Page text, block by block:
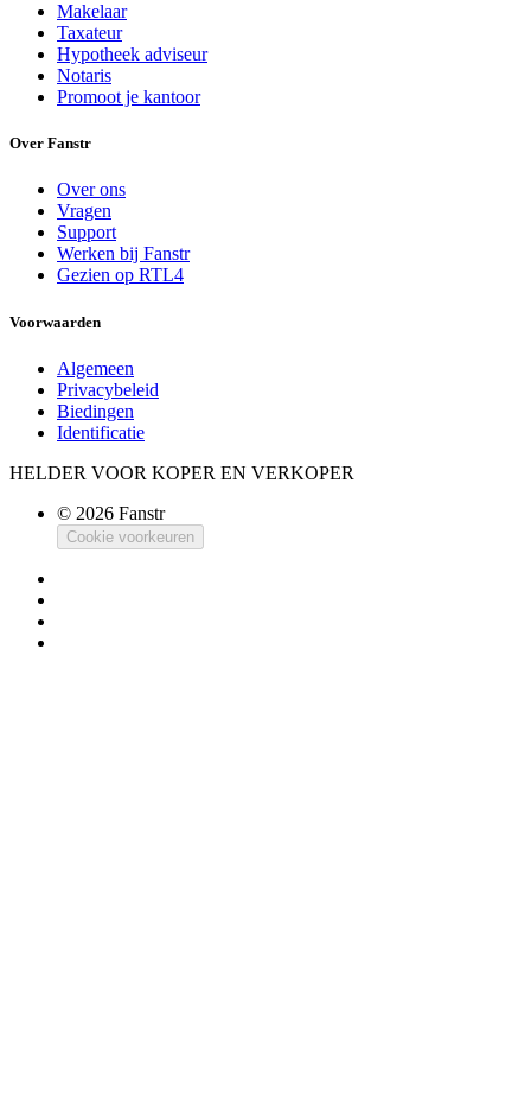
Makelaar
Taxateur
Hypotheek adviseur
Notaris
Promoot je kantoor
Over Fanstr
Over ons
Vragen
Support
Werken bij Fanstr
Gezien op RTL4
Voorwaarden
Algemeen
Privacybeleid
Biedingen
Identificatie
HELDER VOOR KOPER EN VERKOPER
© 2026 Fanstr
Cookie voorkeuren